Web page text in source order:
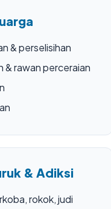
& perselisihan
& rawan perceraian
& Adiksi
rokok, judi